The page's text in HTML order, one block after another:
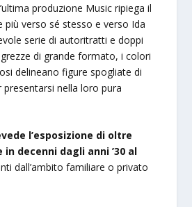
produzione Music ripiega il
più verso sé stesso e verso Ida
serie di autoritratti e doppi
di grande formato, i colori
delineano figure spogliate di
nella loro pura
l’esposizione di oltre
decenni dagli anni ’30 al
dall’ambito familiare o privato